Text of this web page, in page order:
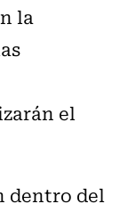
la
el
dentro del